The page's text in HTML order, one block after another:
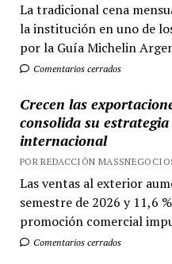
La tradicional cena
la institución en uno de
por la Guía Michelin
Comentarios cerrados
Crecen las
consolida su
internacional
POR REDACCIÓN
Las ventas al exterior
semestre de 2026 y 11,6
promoción comercial
Comentarios cerrados